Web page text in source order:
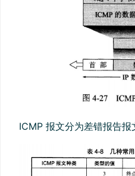
ICMP 报文分为差错报告报